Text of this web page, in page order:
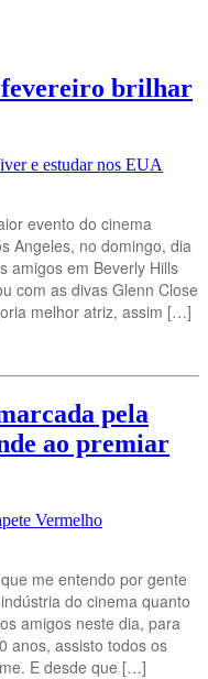
fevereiro brilhar
e estudar nos EUA
evento do cinema
Angeles, no domingo, dia
amigos em Beverly Hills
com as divas Glenn Close
melhor atriz, assim […]
pela
ao premiar
Vermelho
me entendo por gente
do cinema quanto
amigos neste dia, para
anos, assisto todos os
E desde que […]